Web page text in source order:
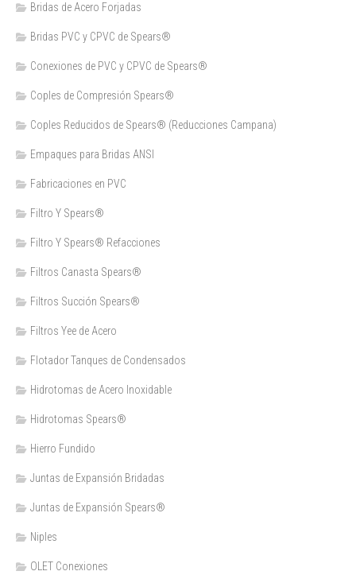
Bridas de Acero Forjadas
Bridas PVC y CPVC de Spears®
Conexiones de PVC y CPVC de Spears®
Coples de Compresión Spears®
Coples Reducidos de Spears® (Reducciones Campana)
Empaques para Bridas ANSI
Fabricaciones en PVC
Filtro Y Spears®
Filtro Y Spears® Refacciones
Filtros Canasta Spears®
Filtros Succión Spears®
Filtros Yee de Acero
Flotador Tanques de Condensados
Hidrotomas de Acero Inoxidable
Hidrotomas Spears®
Hierro Fundido
Juntas de Expansión Bridadas
Juntas de Expansión Spears®
Niples
OLET Conexiones